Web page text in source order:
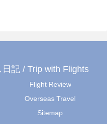
記 / Trip with Flights
Flight Review
Overseas Travel
Sitemap